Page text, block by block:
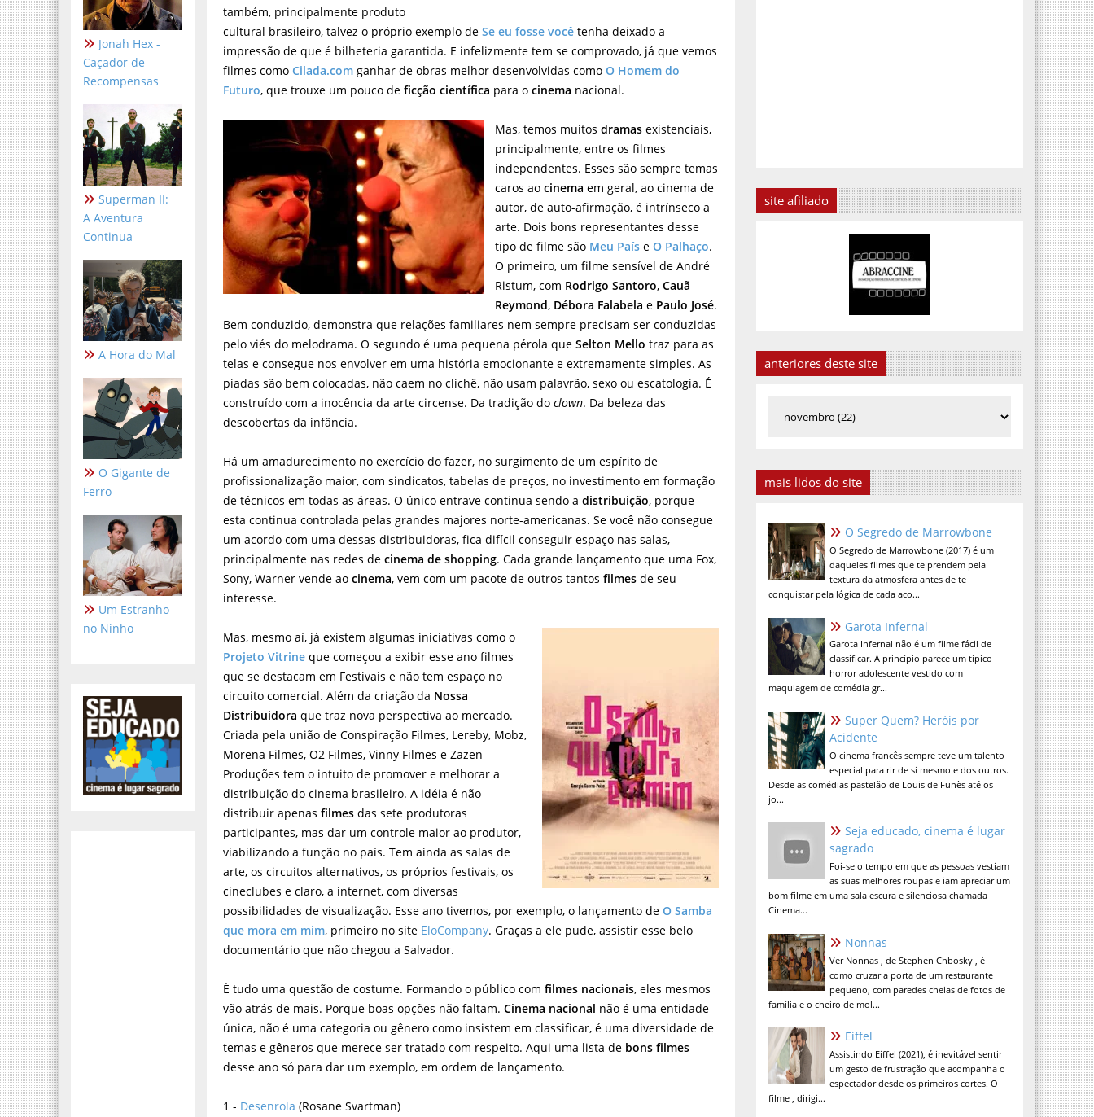
Jonah Hex -
Caçador de
Recompensas
Superman II:
A Aventura
Continua
A Hora do Mal
O Gigante de
Ferro
Um Estranho
no Ninho
também, principalmente produto
cultural brasileiro, talvez o próprio exemplo deSe eu fosse você tenha deixado a
impressão de que é bilheteria garantida. E infelizmente tem se comprovado, já que vemos
filmes comoCilada.com ganhar de obras melhor desenvolvidas comoO Homem do
Futuro, que trouxe um pouco deficção científica para ocinema nacional.
Mas, temos muitosdramas existenciais,
principalmente, entre os filmes
independentes. Esses são sempre temas
caros aocinema em geral, ao cinema de
autor, de auto-afirmação, é intrínseco a
arte. Dois bons representantes desse
tipo de filme são Meu País eO Palhaço.
O primeiro, um filme sensível de André
Ristum, com Rodrigo Santoro,Cauã
Reymond, Débora Falabela e Paulo José.
Bem conduzido, demonstra que relações familiares nem sempre precisam ser conduzidas
pelo viés do melodrama. O segundo é uma pequena pérola queSelton Mello traz para as
telas e consegue nos envolver em uma história emocionante e extremamente simples. As
piadas são bem colocadas, não caem no clichê, não usam palavrão, sexo ou escatologia. É
construído com a inocência da arte circense. Da tradição doclown. Da beleza das
descobertas da infância.
Há um amadurecimento no exercício do fazer, no surgimento de um espírito de
profissionalização maior, com sindicatos, tabelas de preços, no investimento em formação
de técnicos em todas as áreas. O único entrave continua sendo adistribuição, porque
esta continua controlada pelas grandes majores norte-americanas. Se você não consegue
um acordo com uma dessas distribuidoras, fica difícil conseguir espaço nas salas,
principalmente nas redes decinema de shopping. Cada grande lançamento que uma Fox,
Sony, Warner vende aocinema, vem com um pacote de outros tantosfilmes de seu
interesse.
Mas, mesmo aí, já existem algumas iniciativas como o
Projeto Vitrine que começou a exibir esse ano filmes
que se destacam em Festivais e não tem espaço no
circuito comercial. Além da criação da Nossa
Distribuidora que traz nova perspectiva ao mercado.
Criada pela união de Conspiração Filmes, Lereby, Mobz,
Morena Filmes, O2 Filmes, Vinny Filmes e Zazen
Produções tem o intuito de promover e melhorar a
distribuição do cinema brasileiro. A idéia é não
distribuir apenasfilmes das sete produtoras
participantes, mas dar um controle maior ao produtor,
viabilizando a função no país. Tem ainda as salas de
arte, os circuitos alternativos, os próprios festivais, os
cineclubes e claro, a internet, com diversas
possibilidades de visualização. Esse ano tivemos, por exemplo, o lançamento deO Samba
que mora em mim, primeiro no site EloCompany. Graças a ele pude, assistir esse belo
documentário que não chegou a Salvador.
É tudo uma questão de costume. Formando o público comfilmes nacionais, eles mesmos
vão atrás de mais. Porque boas opções não faltam.Cinema nacional não é uma entidade
única, não é uma categoria ou gênero como insistem em classificar, é uma diversidade de
temas e gêneros que merece ser tratado com respeito. Aqui uma lista de bons filmes
desse ano só para dar um exemplo, em ordem de lançamento.
1 - Desenrola (Rosane Svartman)
site afiliado
anteriores deste site
mais lidos do site
O Segredo de Marrowbone
O Segredo de Marrowbone (2017) é um
daqueles filmes que te prendem pela
textura da atmosfera antes de te
conquistar pela lógica de cada aco...
Garota Infernal
Garota Infernal não é um filme fácil de
classificar. A princípio parece um típico
horror adolescente vestido com
maquiagem de comédia gr...
Super Quem? Heróis por
Acidente
O cinema francês sempre teve um talento
especial para rir de si mesmo e dos outros.
Desde as comédias pastelão de Louis de Funès até os
jo...
Seja educado, cinema é lugar
sagrado
Foi-se o tempo em que as pessoas vestiam
as suas melhores roupas e iam apreciar um
bom filme em uma sala escura e silenciosa chamada
Cinema...
Nonnas
Ver Nonnas , de Stephen Chbosky , é
como cruzar a porta de um restaurante
pequeno, com paredes cheias de fotos de
família e o cheiro de mol...
Eiffel
Assistindo Eiffel (2021), é inevitável sentir
um gesto de frustração que acompanha o
espectador desde os primeiros cortes. O
filme , dirigi...